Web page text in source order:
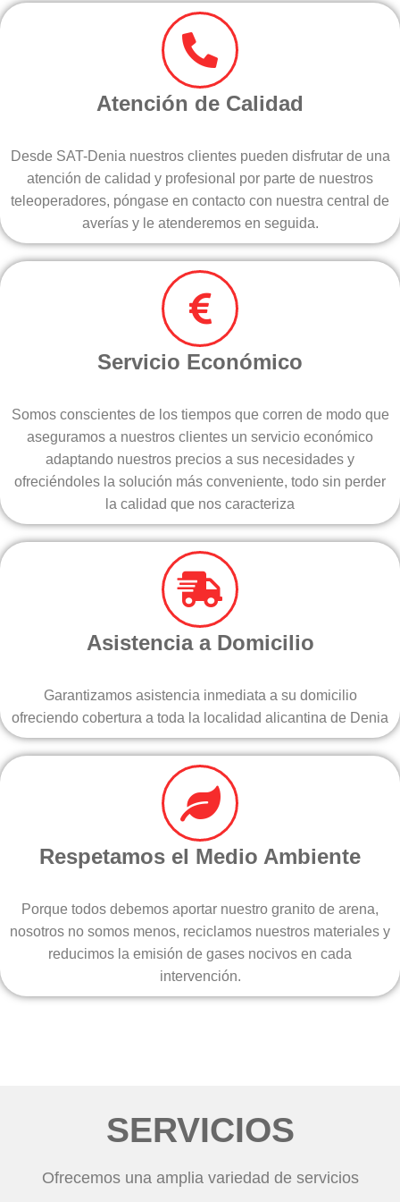
Atención de Calidad
Desde SAT-Denia nuestros clientes pueden disfrutar de una
atención de calidad y profesional por parte de nuestros
teleoperadores, póngase en contacto con nuestra central de
averías y le atenderemos en seguida.
Servicio Económico
Somos conscientes de los tiempos que corren de modo que
aseguramos a nuestros clientes un servicio económico
adaptando nuestros precios a sus necesidades y
ofreciéndoles la solución más conveniente, todo sin perder
la calidad que nos caracteriza
Asistencia a Domicilio
Garantizamos asistencia inmediata a su domicilio
ofreciendo cobertura a toda la localidad alicantina de Denia
Respetamos el Medio Ambiente
Porque todos debemos aportar nuestro granito de arena,
nosotros no somos menos, reciclamos nuestros materiales y
reducimos la emisión de gases nocivos en cada
intervención.
SERVICIOS
Ofrecemos una amplia variedad de servicios